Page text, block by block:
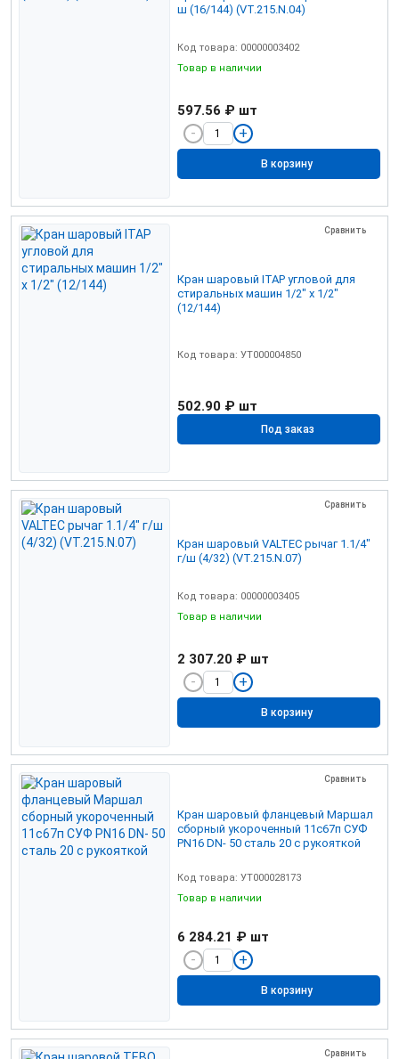
ш (16/144) (VT.215.N.04)
Код товара: 00000003402
Товар в наличии
597.56 ₽ шт
В корзину
Сравнить
Кран шаровый ITAP угловой для
стиральных машин 1/2" х 1/2"
(12/144)
Код товара: УТ000004850
502.90 ₽ шт
Под заказ
Сравнить
Кран шаровый VALTEC рычаг 1.1/4"
г/ш (4/32) (VT.215.N.07)
Код товара: 00000003405
Товар в наличии
2 307.20 ₽ шт
В корзину
Сравнить
Кран шаровый фланцевый Маршал
сборный укороченный 11с67п СУФ
PN16 DN- 50 сталь 20 с рукояткой
Код товара: УТ000028173
Товар в наличии
6 284.21 ₽ шт
В корзину
Сравнить